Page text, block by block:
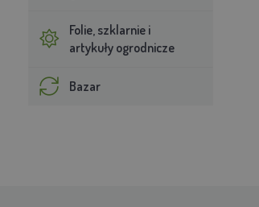
Folie, szklarnie i
artykuły ogrodnicze
Bazar